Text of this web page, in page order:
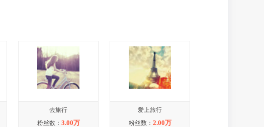
去旅行
粉丝数： 3.00万
爱上旅行
粉丝数： 2.00万